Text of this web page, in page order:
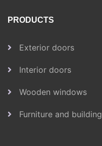
PRODUCTS
Exterior doors
Interior doors
Wooden windows
Furniture and building